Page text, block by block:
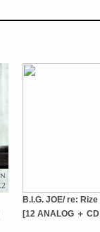
B.I.G. JOE/ re:
[12 ANALOG ＋